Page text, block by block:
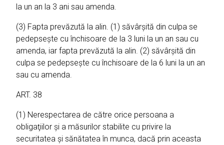
la un an la 3 ani sau amenda.
(3) Fapta prevăzută la alin. (1) săvârşită din culpa se
pedepseşte cu închisoare de la 3 luni la un an sau cu
amenda, iar fapta prevăzută la alin. (2) săvârşită din
culpa se pedepseşte cu închisoare de la 6 luni la un an
sau cu amenda.
ART. 38
(1) Nerespectarea de către orice persoana a
obligaţiilor şi a măsurilor stabilite cu privire la
securitatea şi sănătatea în munca, dacă prin aceasta